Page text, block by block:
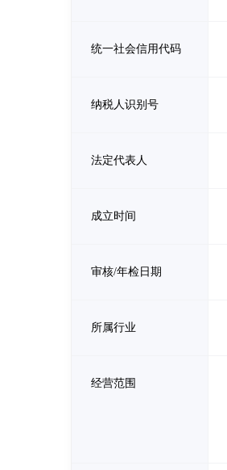
统一社会信用代码
纳税人识别号
法定代表人
成立时间
审核/年检日期
所属行业
经营范围